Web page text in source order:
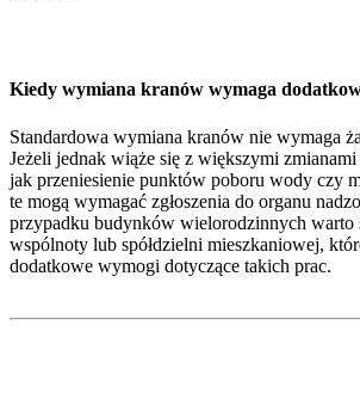
Kiedy wymiana kranów wymaga
Standardowa wymiana kranów nie wymaga
Jeżeli jednak wiąże się z większymi
jak przeniesienie punktów poboru wody czy
te mogą wymagać zgłoszenia do organu
przypadku budynków wielorodzinnych warto
wspólnoty lub spółdzielni mieszkaniowej,
dodatkowe wymogi dotyczące takich prac.